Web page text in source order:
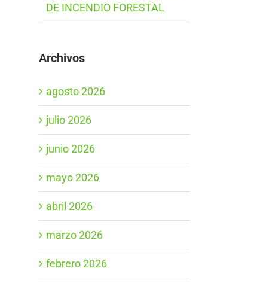
DE INCENDIO FORESTAL
Archivos
agosto 2026
julio 2026
junio 2026
mayo 2026
abril 2026
marzo 2026
febrero 2026